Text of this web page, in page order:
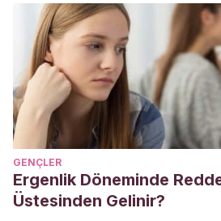
https://doi.org/10.1007/s12098-
GENÇLER
Ergenlik Döneminde
Üstesinden Gelinir?